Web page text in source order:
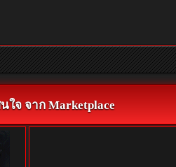
ใจ จาก Marketplace